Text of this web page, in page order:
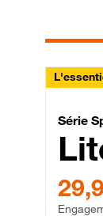
Série
29,99 €